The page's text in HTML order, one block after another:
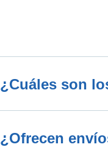
¿Cuáles son
¿Ofrecen